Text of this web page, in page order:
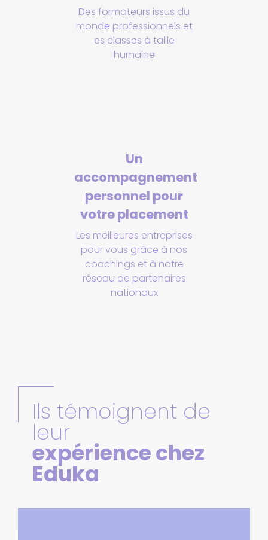
Des formateurs issus du
monde professionnels et
es classes à taille
humaine
Un
accompagnement
personnel pour
votre placement
Les meilleures entreprises
pour vous grâce à nos
coachings et à notre
réseau de partenaires
nationaux
Ils témoignent de
leur
expérience chez
Eduka